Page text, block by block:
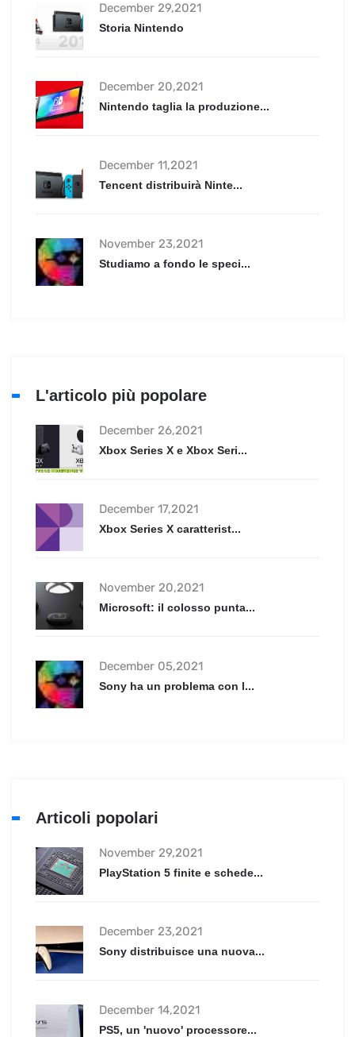
December 29,2021
Storia Nintendo
December 20,2021
Nintendo taglia la produzione...
December 11,2021
Tencent distribuirà Ninte...
November 23,2021
Studiamo a fondo le speci...
L'articolo più popolare
December 26,2021
Xbox Series X e Xbox Seri...
December 17,2021
Xbox Series X caratterist...
November 20,2021
Microsoft: il colosso punta...
December 05,2021
Sony ha un problema con l...
Articoli popolari
November 29,2021
PlayStation 5 finite e schede...
December 23,2021
Sony distribuisce una nuova...
December 14,2021
PS5, un 'nuovo' processore...